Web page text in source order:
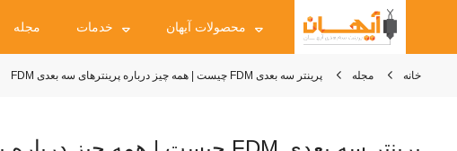
محصولات آیهان خدمات مجله
خانه مجله پرینتر سه بعدی FDM چیست | همه چیز درباره پرینترهای سه بعدی FDM